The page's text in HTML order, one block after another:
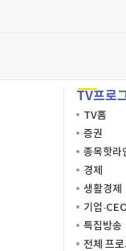
TV프로
TV홈
증권
종목핫라
경제
생활경제
기업
특집방송
전체 프